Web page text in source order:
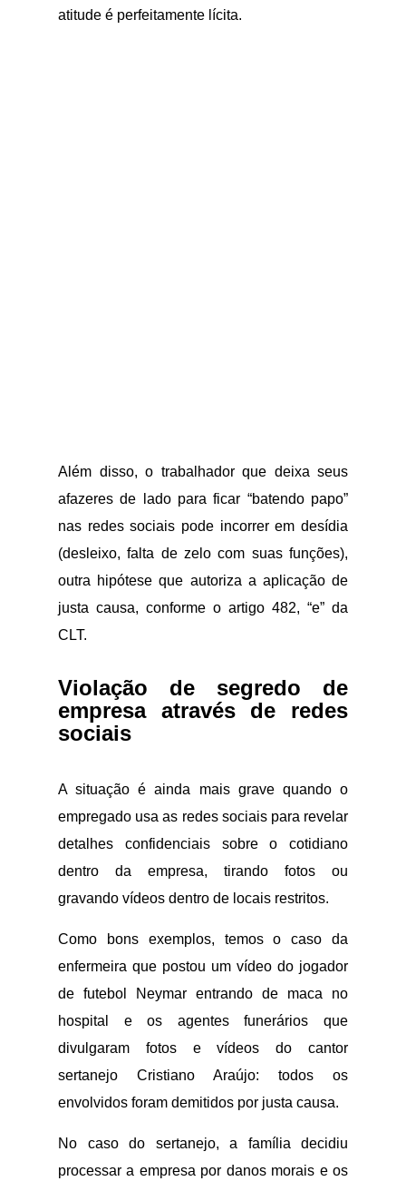
atitude é perfeitamente lícita.
Além disso, o trabalhador que deixa seus
afazeres de lado para ficar “batendo papo”
nas redes sociais pode incorrer em desídia
(desleixo, falta de zelo com suas funções),
outra hipótese que autoriza a aplicação de
justa causa, conforme o artigo 482, “e” da
CLT.
Violação de segredo de
empresa através de redes
sociais
A situação é ainda mais grave quando o
empregado usa as redes sociais para revelar
detalhes confidenciais sobre o cotidiano
dentro da empresa, tirando fotos ou
gravando vídeos dentro de locais restritos.
Como bons exemplos, temos o caso da
enfermeira que postou um vídeo do jogador
de futebol Neymar entrando de maca no
hospital e os agentes funerários que
divulgaram fotos e vídeos do cantor
sertanejo Cristiano Araújo: todos os
envolvidos foram demitidos por justa causa.
No caso do sertanejo, a família decidiu
processar a empresa por danos morais e os